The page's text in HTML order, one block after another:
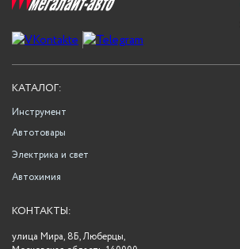
КАТАЛОГ:
Инструмент
Автотовары
Электрика и свет
Автохимия
КОНТАКТЫ:
улица Мира, 8Б, Люберцы,